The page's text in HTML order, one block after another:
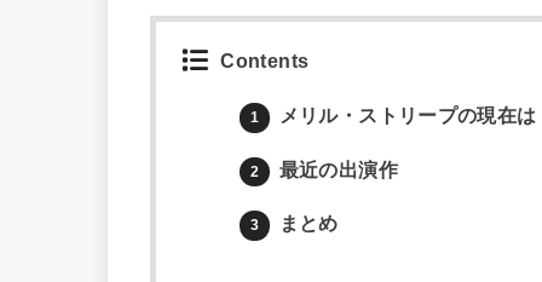
Contents
1 メリル・ストリープの現在は
2 最近の出演作
3 まとめ